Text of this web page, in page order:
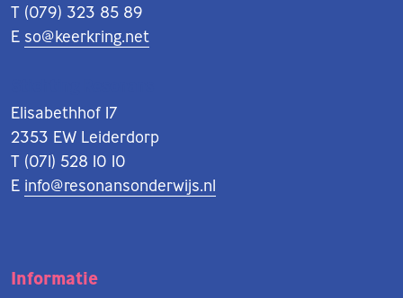
T (079) 323 85 89
E so@keerkring.net
Elisabethhof 17
2353 EW Leiderdorp
T (071) 528 10 10
E info@resonansonderwijs.nl
Informatie